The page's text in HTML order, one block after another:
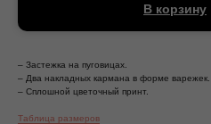
В корзину
– Застежка на пуговицах.
– Два накладных кармана в форме варежек.
– Сплошной цветочный принт.
Таблица размеров